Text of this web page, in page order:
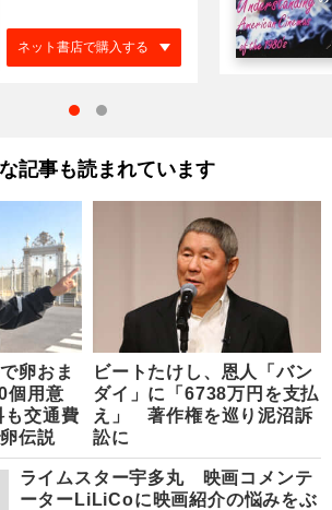
ネット書店で購入する
記事も読まれています
卵おま
個用意
交通費
伝説
ビートたけし、恩人「バン
ダイ」に「6738万円を支払
え」 著作権を巡り泥沼訴
訟に
ライムスター宇多丸 映画コメンテ
ーターLiLiCoに映画紹介の悩みをぶ